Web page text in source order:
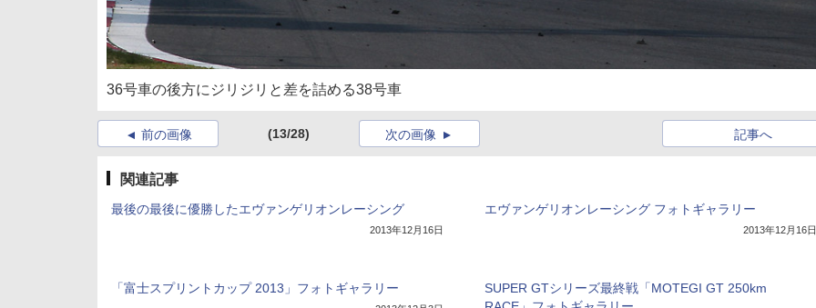
36号車の後方にジリジリと差を詰める38号車
前の画像 (13/28) 記事へ
次の画像
関連記事
最後の最後に優勝したエヴァンゲリオンレーシング
2013年12月16日
エヴァンゲリオンレーシング フォトギャラリー
2013年12月16日
「富士スプリントカップ 2013」フォトギャラリー
SUPER GTシリーズ最終戦「MOTEGI GT 250km